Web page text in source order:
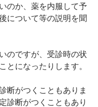
のか、薬を内服して予
について等の説明を聞
のですが、受診時の状
とになったりします。
断がつくこともありま
診断がつくこともあり